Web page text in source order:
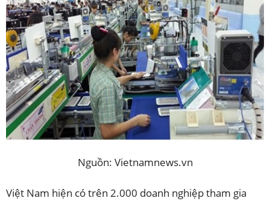
Nguồn: Vietnamnews.vn
Việt Nam hiện có trên 2.000 doanh nghiệp tham gia